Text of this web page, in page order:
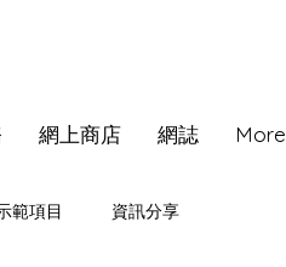
網上商店 網誌 More
範項目 資訊分享